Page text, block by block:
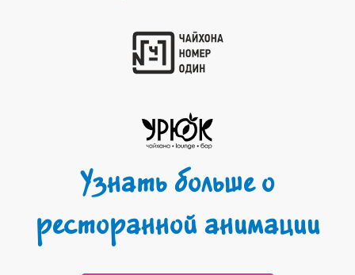
Узнать больше о
ресторанной анимации